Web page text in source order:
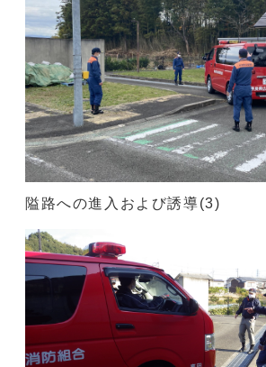
隘路への進入および誘導(3)